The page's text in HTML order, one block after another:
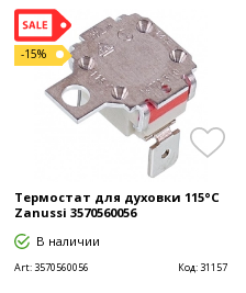
Термостат для духовки 115°C
Zanussi 3570560056
-15%
В наличии
Art: 3570560056 Код: 31157